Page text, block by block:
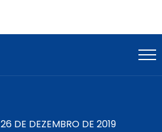
26 DE DEZEMBRO DE 2019